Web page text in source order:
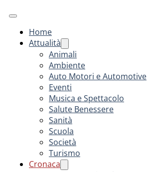
Home
Attualità
Animali
Ambiente
Auto Motori e Automotive
Eventi
Musica e Spettacolo
Salute Benessere
Sanità
Scuola
Società
Turismo
Cronaca